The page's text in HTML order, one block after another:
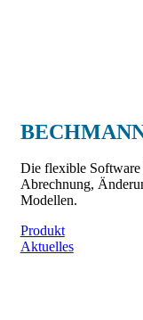
Die flexible Software
Abrechnung,
Modellen.
Produkt
Aktuelles